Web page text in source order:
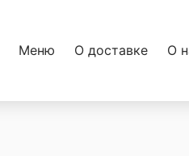
Меню О доставке О